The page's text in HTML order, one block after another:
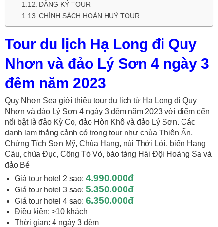
ĐĂNG KÝ TOUR
CHÍNH SÁCH HOÀN HUỶ TOUR
Tour du lịch Hạ Long đi Quy
Nhơn và đảo Lý Sơn 4 ngày 3
đêm năm 2023
Quy Nhơn Sea giới thiệu tour du lịch từ Hạ Long đi Quy
Nhơn và đảo Lý Sơn 4 ngày 3 đêm năm 2023 với điểm đến
nổi bật là đảo Kỳ Co, đảo Hòn Khô và đảo Lý Sơn. Các
danh lam thắng cảnh có trong tour như chùa Thiên Ấn,
Chứng Tích Sơn Mỹ, Chùa Hang, núi Thới Lới, biển Hang
Câu, chùa Đục, Cổng Tò Vò, bảo tàng Hải Đội Hoàng Sa và
đảo Bé
Giá tour hotel 2 sao: 4.990.000đ
Giá tour hotel 3 sao: 5.350.000đ
Giá tour hotel 4 sao: 6.350.000đ
Điều kiện: >10 khách
Thời gian: 4 ngày 3 đêm